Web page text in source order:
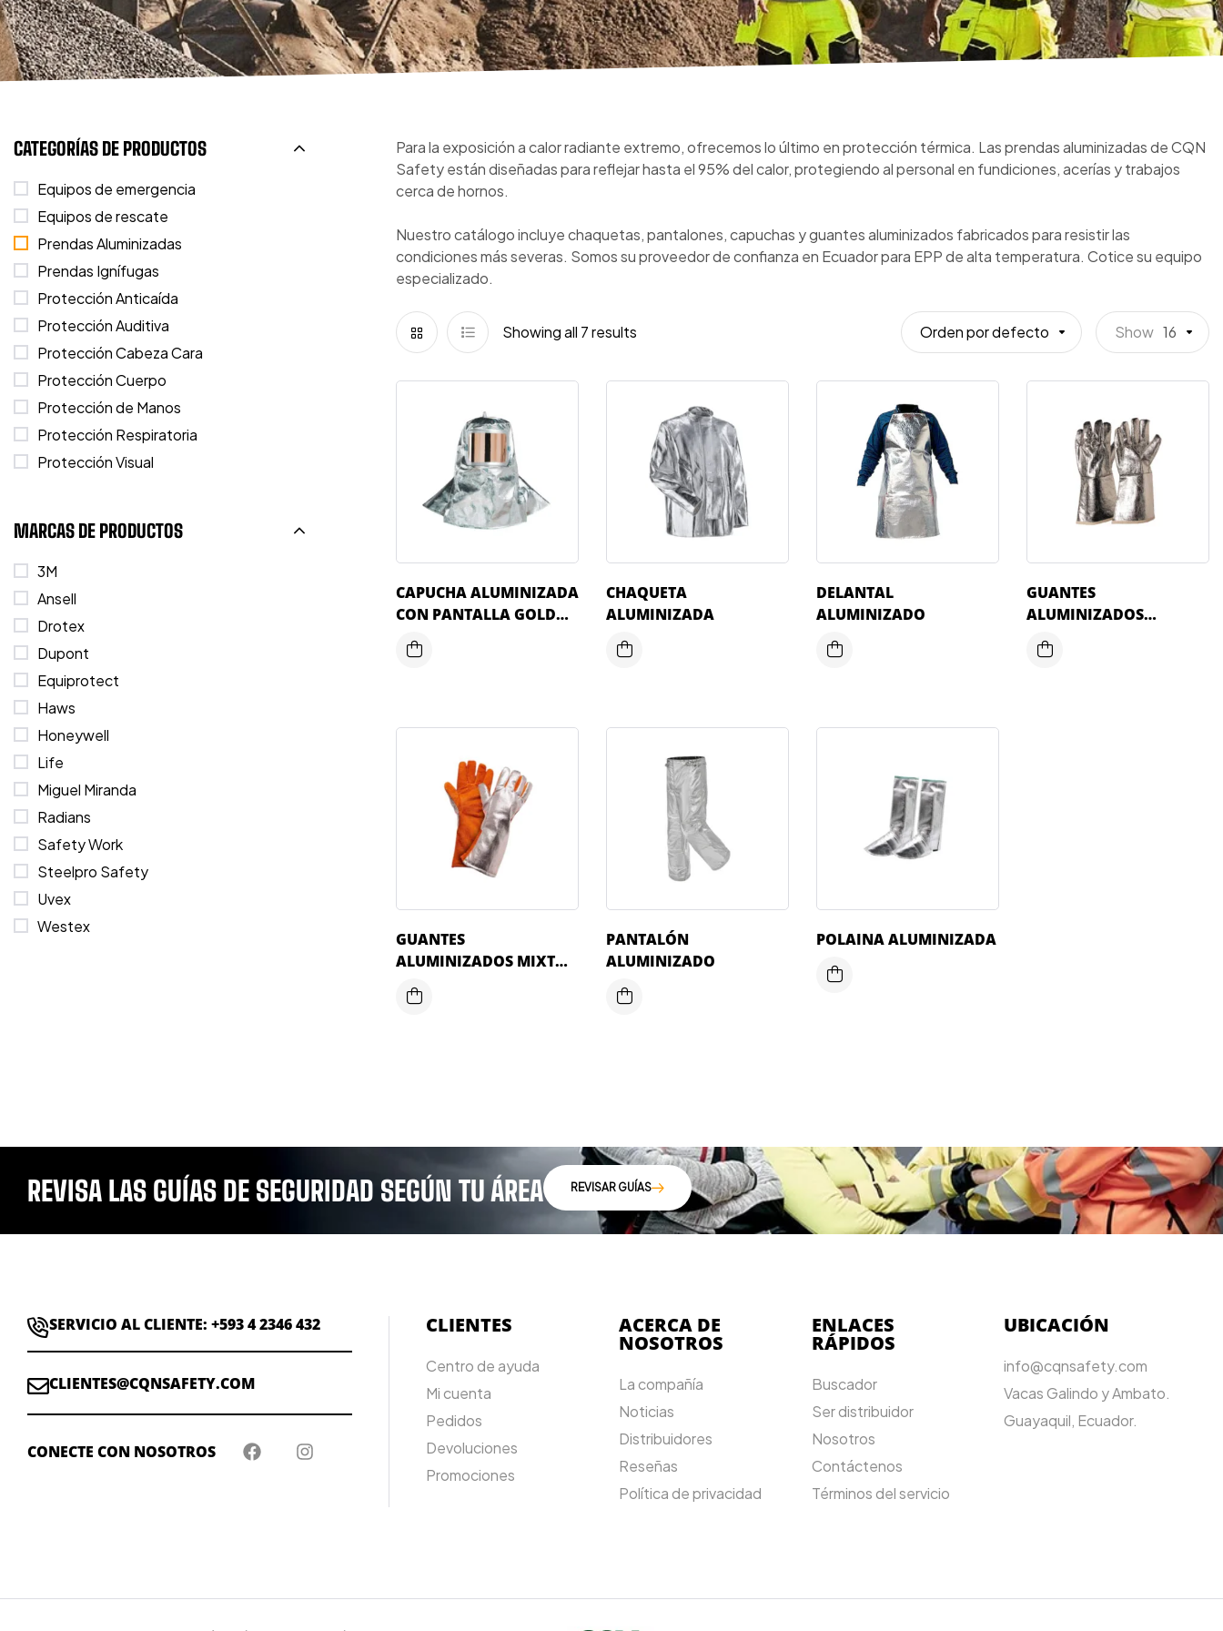
Para la exposición a calor radiante extremo, ofrecemos lo último en protección térmica. Las prendas aluminizadas de CQN
Safety están diseñadas para reflejar hasta el 95% del calor, protegiendo al personal en fundiciones, acerías y trabajos
cerca de hornos.
Nuestro catálogo incluye chaquetas, pantalones, capuchas y guantes aluminizados fabricados para resistir las
condiciones más severas. Somos su proveedor de confianza en Ecuador para EPP de alta temperatura. Cotice su equipo
especializado.
Showing all 7 results Orden por defecto Show 16
CAPUCHA ALUMINIZADA
CON PANTALLA GOLD
3M
CHAQUETA
ALUMINIZADA
DELANTAL
ALUMINIZADO
GUANTES
ALUMINIZADOS
COMPLETOS
GUANTES
ALUMINIZADOS MIXTOS
REFORZADOS CON HILO
KEVLAR
PANTALÓN
ALUMINIZADO
POLAINA ALUMINIZADA
CATEGORÍAS DE PRODUCTOS
Equipos de emergencia
Equipos de rescate
Prendas Aluminizadas
Prendas Ignífugas
Protección Anticaída
Protección Auditiva
Protección Cabeza Cara
Protección Cuerpo
Protección de Manos
Protección Respiratoria
Protección Visual
MARCAS DE PRODUCTOS
3M
Ansell
Drotex
Dupont
Equiprotect
Haws
Honeywell
Life
Miguel Miranda
Radians
Safety Work
Steelpro Safety
Uvex
Westex
REVISA LAS GUÍAS DE SEGURIDAD SEGÚN TU ÁREA REVISAR GUÍAS
SERVICIO AL CLIENTE: +593 4 2346 432
CLIENTES@CQNSAFETY.COM
CONECTE CON NOSOTROS
CLIENTES
Centro de ayuda
Mi cuenta
Pedidos
Devoluciones
Promociones
ACERCA DE
NOSOTROS
La compañía
Noticias
Distribuidores
Reseñas
Política de privacidad
ENLACES
RÁPIDOS
Buscador
Ser distribuidor
Nosotros
Contáctenos
Términos del servicio
UBICACIÓN
info@cqnsafety.com
Vacas Galindo y Ambato.
Guayaquil, Ecuador.